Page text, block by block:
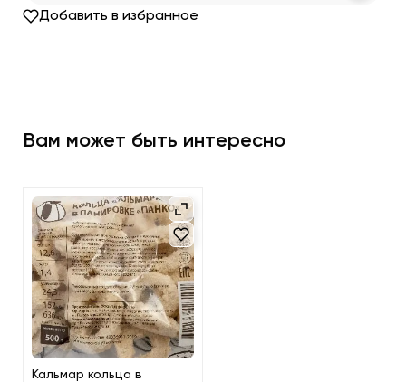
Добавить в избранное
Вам может быть интересно
Кальмар кольца в